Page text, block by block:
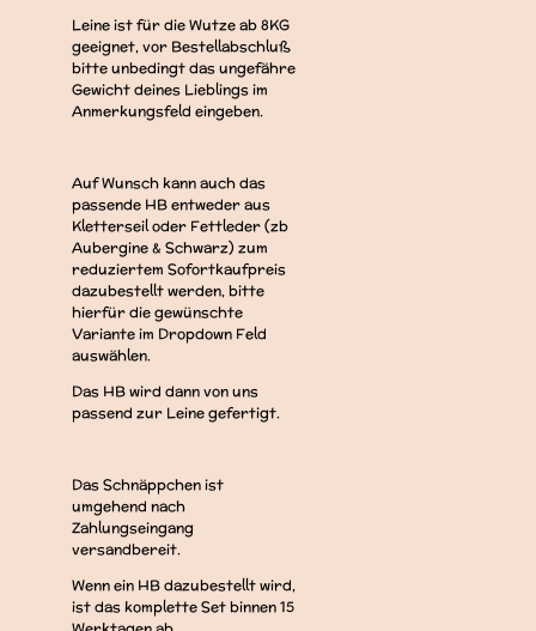
Leine ist für die Wutze ab 8KG
geeignet, vor Bestellabschluß
bitte unbedingt das ungefähre
Gewicht deines Lieblings im
Anmerkungsfeld eingeben.
Auf Wunsch kann auch das
passende HB entweder aus
Kletterseil oder Fettleder (zb
Aubergine & Schwarz) zum
reduziertem Sofortkaufpreis
dazubestellt werden, bitte
hierfür die gewünschte
Variante im Dropdown Feld
auswählen.
Das HB wird dann von uns
passend zur Leine gefertigt.
Das Schnäppchen ist
umgehend nach
Zahlungseingang
versandbereit.
Wenn ein HB dazubestellt wird,
ist das komplette Set binnen 15